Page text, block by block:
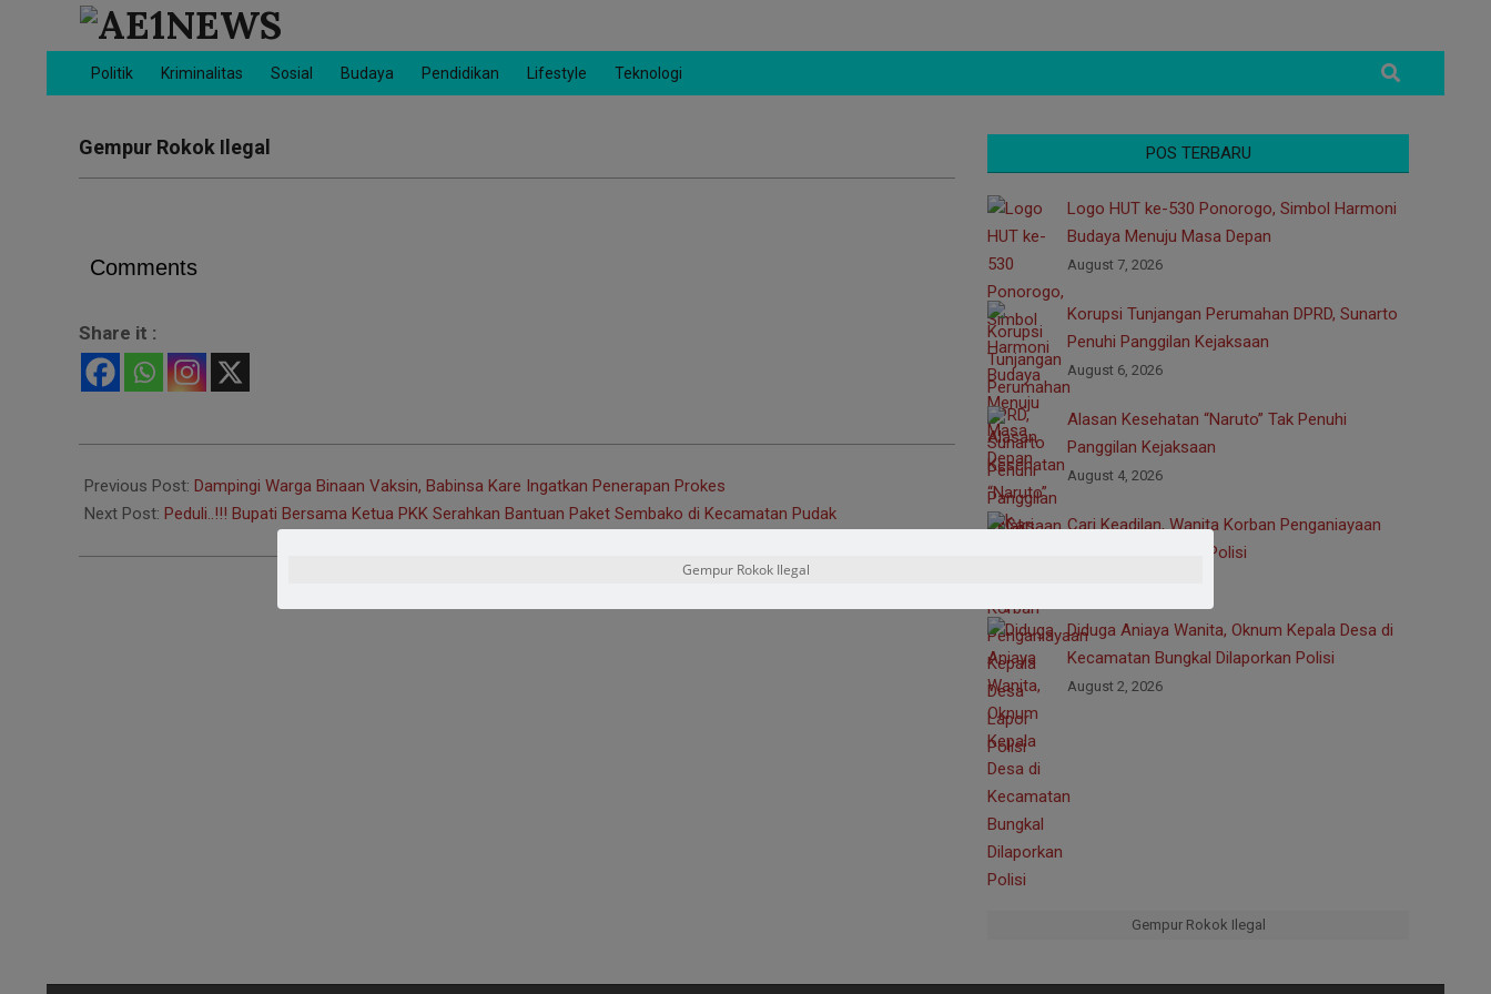
AE1NEWS
Primary
Menu
Politik Kriminalitas Sosial Budaya Pendidikan Lifestyle Teknologi
Search
Gempur Rokok Ilegal
Comments
Share it :
01-
16
Previous Post: Dampingi Warga Binaan Vaksin, Babinsa Kare Ingatkan Penerapan Prokes
Next Post: Peduli..!!! Bupati Bersama Ketua PKK Serahkan Bantuan Paket Sembako di Kecamatan Pudak
POS TERBARU
Logo HUT ke-530 Ponorogo, Simbol Harmoni
Budaya Menuju Masa Depan
August 7, 2026
Korupsi Tunjangan Perumahan DPRD, Sunarto
Penuhi Panggilan Kejaksaan
August 6, 2026
Alasan Kesehatan “Naruto” Tak Penuhi
Panggilan Kejaksaan
August 4, 2026
Cari Keadilan, Wanita Korban Penganiayaan
Kepala Desa Lapor Polisi
Diduga Aniaya Wanita, Oknum Kepala Desa di
Kecamatan Bungkal Dilaporkan Polisi
August 2, 2026
Gempur Rokok Ilegal
Gempur Rokok Ilegal